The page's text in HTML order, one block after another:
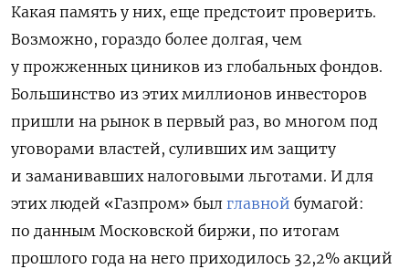
Какая память у них, еще предстоит проверить.
Возможно, гораздо более долгая, чем
у прожженных циников из глобальных фондов.
Большинство из этих миллионов инвесторов
пришли на рынок в первый раз, во многом под
уговорами властей, суливших им защиту
и заманивавших налоговыми льготами. И для
этих людей «Газпром» был главной бумагой:
по данным Московской биржи, по итогам
прошлого года на него приходилось 32,2% акций